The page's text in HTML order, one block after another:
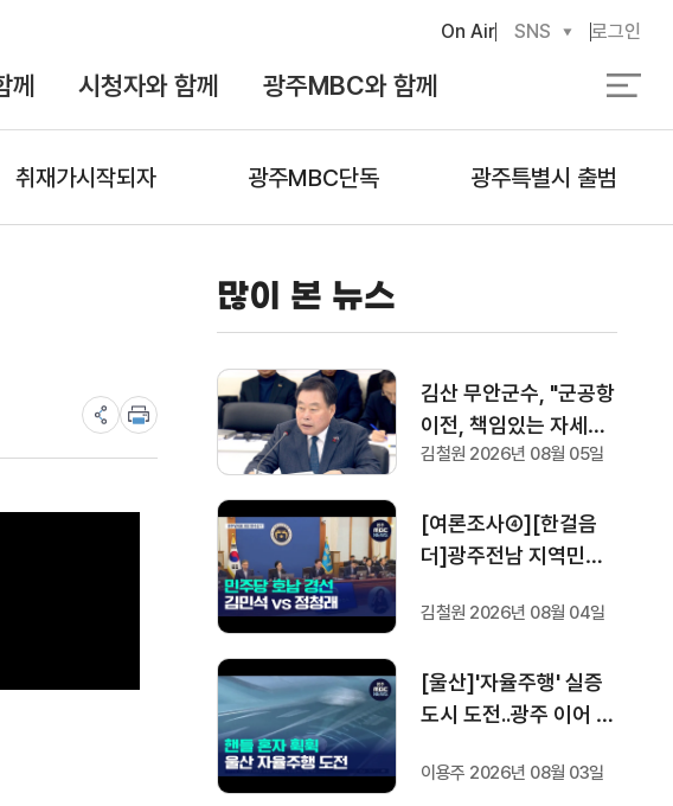
께 시청자와 함께 광주MBC와 함께
On Air SNS 로그인
취재가시작되자 광주MBC단독 광주특별시 출범
많이 본 뉴스
김산 무안군수, "군공항
이전, 책임있는 자세로
협의하겠다"
김철원 2026년 08월 05일
[여론조사④][한걸음
더]광주전남 지역민들
할까.. 변수는?
김철원 2026년 08월 04일
[울산]'자율주행' 실증
도시 도전..광주 이어 두
이용주 2026년 08월 03일